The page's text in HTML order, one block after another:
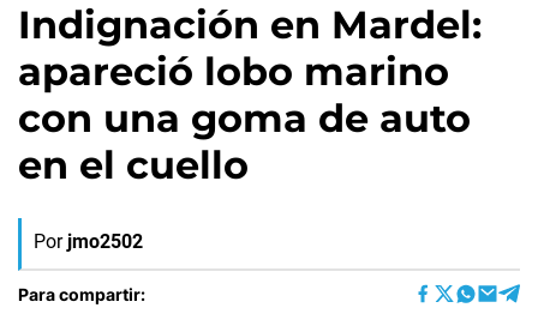
Indignación en Mardel:
apareció lobo marino
con una goma de auto
en el cuello
Por jmo2502
Para compartir: